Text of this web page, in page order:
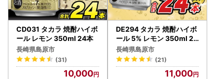
その他サービスの提供のため
CD031 タカラ 焼酎ハイボ
ール レモン 350ml 24本
長崎県島原市
(31)
10,000
DE294 タカラ 焼酎ハイボ
ール 5% レモン 350ml 24
本
長崎県島原市
(21)
11,000